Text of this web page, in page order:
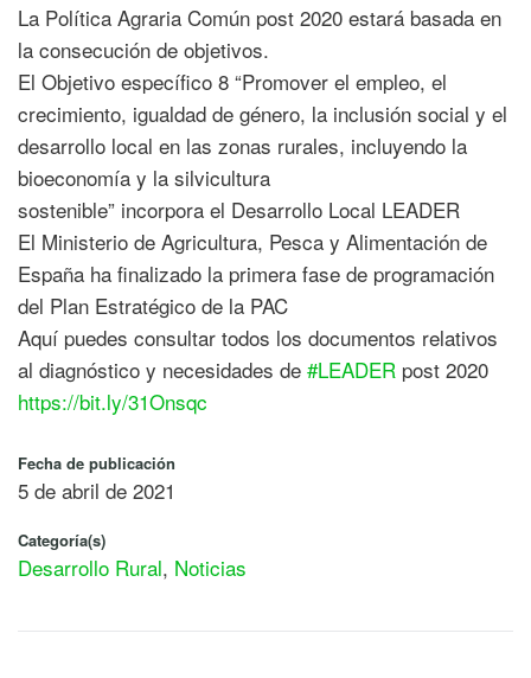
La Política Agraria Común post 2020 estará basada en
la consecución de objetivos.
El Objetivo específico 8 “Promover el empleo, el
crecimiento, igualdad de género, la inclusión social y el
desarrollo local en las zonas rurales, incluyendo la
bioeconomía y la silvicultura
sostenible” incorpora el Desarrollo Local LEADER
El Ministerio de Agricultura, Pesca y Alimentación de
España ha finalizado la primera fase de programación
del Plan Estratégico de la PAC
Aquí puedes consultar todos los documentos relativos
al diagnóstico y necesidades de #LEADER post 2020
https://bit.ly/31Onsqc
Fecha de publicación
5 de abril de 2021
Categoría(s)
Desarrollo Rural, Noticias